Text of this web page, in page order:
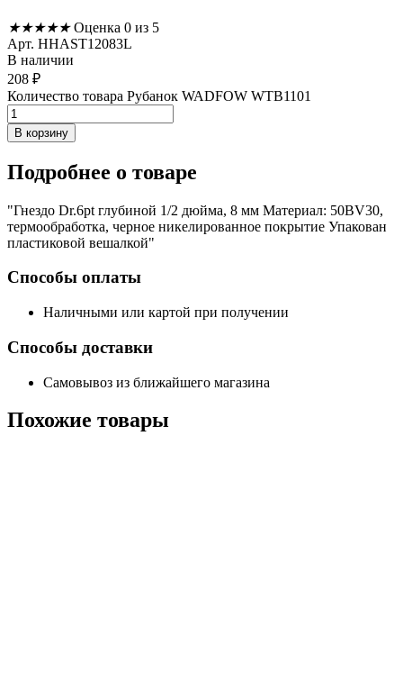
★★★★★ Оценка 0 из 5
Арт. HHAST12083L
В наличии
208 ₽
Количество товара Рубанок WADFOW WTB1101
В корзину
Подробнее о товаре
"Гнездо Dr.6pt глубиной 1/2 дюйма, 8 мм Материал: 50BV30,
термообработка, черное никелированное покрытие Упакован
пластиковой вешалкой"
Способы оплаты
Наличными или картой при получении
Способы доставки
Самовывоз из ближайшего магазина
Похожие товары